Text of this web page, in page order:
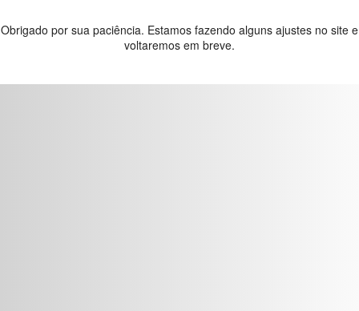
Obrigado por sua paciência. Estamos fazendo alguns ajustes no site e
voltaremos em breve.